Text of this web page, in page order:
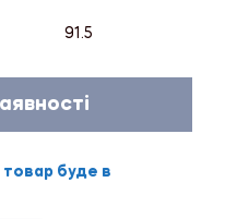
91.5
буде в